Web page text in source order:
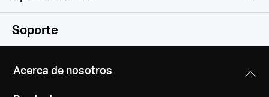
Wireless
IEEE 802.11n, IEEE 802.11g, IEEE 802.11b
Soporte
Acerca de nosotros